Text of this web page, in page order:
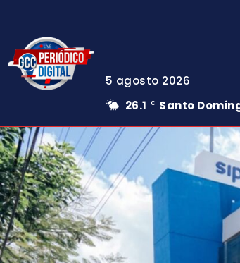
5 agosto 2026
26.1
C Santo